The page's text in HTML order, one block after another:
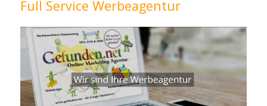
Full Service Werbeagentur